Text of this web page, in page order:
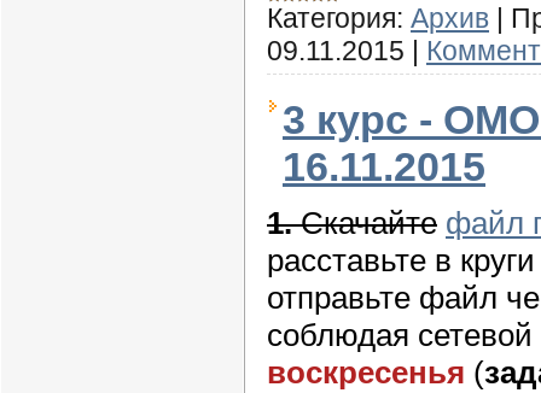
Категория: Архив |
09.11.2015 |
3 курс -
16.11.2015
1.Скачайте файл
расставьте в
отправьте файл
соблюдая
воскресенья (